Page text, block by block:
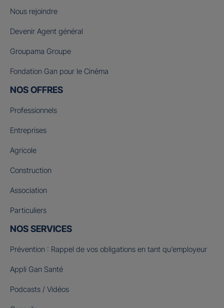
Nous rejoindre
Devenir Agent général
Groupama Groupe
Fondation Gan pour le Cinéma
NOS OFFRES
Professionnels
Entreprises
Agricole
Construction
Association
Particuliers
NOS SERVICES
Prévention : Rappel de vos obligations en tant qu’employeur
Appli Gan Santé
Podcasts / Vidéos